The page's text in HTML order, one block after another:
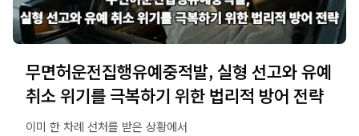
무면허운전집행유예중적발, 실형 선고와 유예
취소 위기를 극복하기 위한 법리적 방어 전략
이미 한 차례 선처를 받은 상황에서